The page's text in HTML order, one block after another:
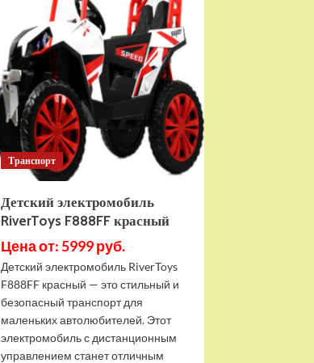
POP
IT
Квадрат
антистресс
(тактильная,
сенсорная)
Транспорт
Детский электромобиль
RiverToys F888FF красный
Цена от: 5999 руб.
Детский электромобиль RiverToys
F888FF красный — это стильный и
безопасный транспорт для
маленьких автолюбителей. Этот
электромобиль с дистанционным
управлением станет отличным